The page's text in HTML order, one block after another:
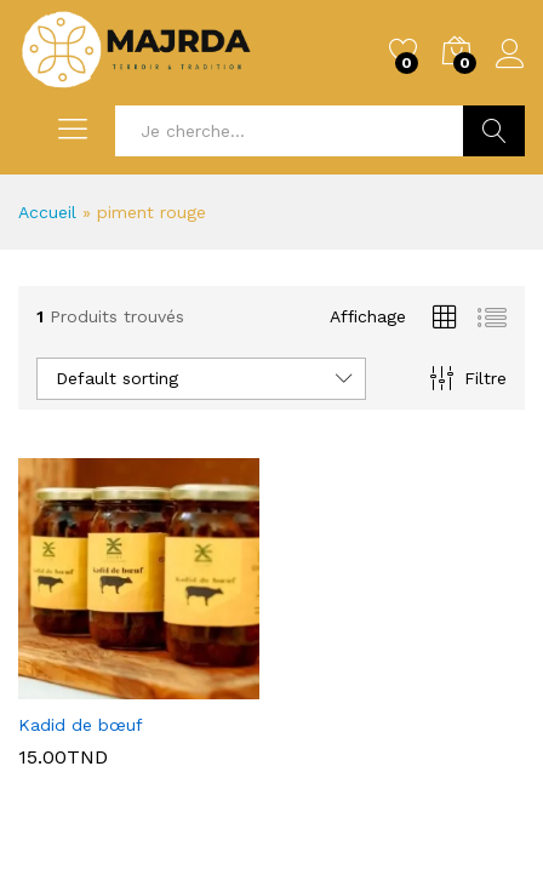
0 0
Accueil » piment rouge
1 Produits trouvés Affichage
Filtre
Default sorting
Kadid de bœuf
15.00TND